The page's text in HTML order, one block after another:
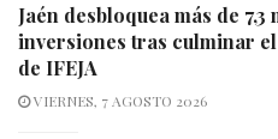
Jaén desbloquea más de
inversiones tras culminar
de IFEJA
VIERNES, 7 AGOSTO 2026